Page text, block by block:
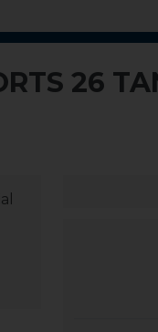
26